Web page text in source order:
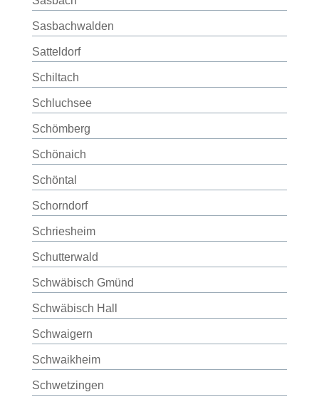
Sasbachwalden
Satteldorf
Schiltach
Schluchsee
Schömberg
Schönaich
Schöntal
Schorndorf
Schriesheim
Schutterwald
Schwäbisch Gmünd
Schwäbisch Hall
Schwaigern
Schwaikheim
Schwetzingen